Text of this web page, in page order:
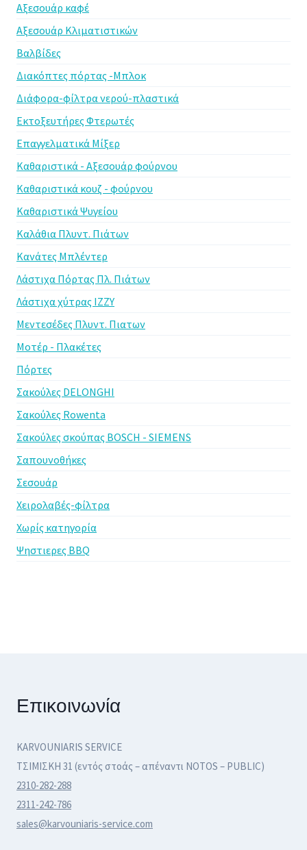
Αξεσουάρ καφέ
Αξεσουάρ Κλιματιστικών
Βαλβίδες
Διακόπτες πόρτας -Μπλοκ
Διάφορα-φίλτρα νερού-πλαστικά
Εκτοξευτήρες Φτερωτές
Επαγγελματικά Μίξερ
Καθαριστικά - Αξεσουάρ φούρνου
Καθαριστικά κουζ - φούρνου
Καθαριστικά Ψυγείου
Καλάθια Πλυντ. Πιάτων
Κανάτες Μπλέντερ
Λάστιχα Πόρτας Πλ. Πιάτων
Λάστιχα χύτρας IZZY
Μεντεσέδες Πλυντ. Πιατων
Μοτέρ - Πλακέτες
Πόρτες
Σακούλες DELONGHI
Σακούλες Rowenta
Σακούλες σκούπας BOSCH - SIEMENS
Σαπουνοθήκες
Σεσουάρ
Χειρολαβές-φίλτρα
Χωρίς κατηγορία
Ψηστιερες BBQ
Επικοινωνία
KARVOUNIARIS SERVICE
ΤΣΙΜΙΣΚΗ 31 (εντός στοάς – απέναντι NOTOS – PUBLIC)
2310-282-288
2311-242-786
sales@karvouniaris-service.com